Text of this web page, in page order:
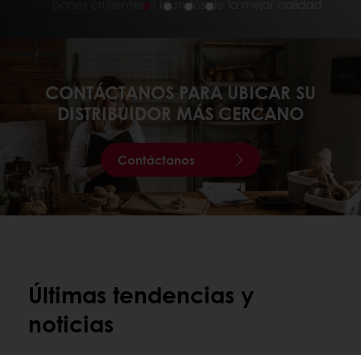
CONTÁCTANOS PARA UBICAR SU
DISTRIBUIDOR MÁS CERCANO
Contáctanos
Últimas tendencias y
noticias